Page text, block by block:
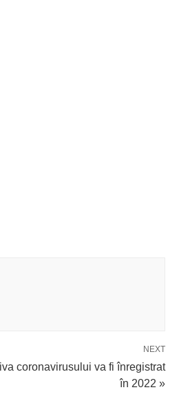
NEXT
coronavirusului va fi înregistrat
în 2022 »